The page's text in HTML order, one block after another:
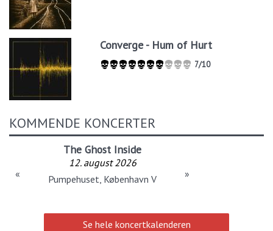
Converge - Hum of Hurt
7/10
KOMMENDE KONCERTER
The Ghost Inside
12. august 2026
Pumpehuset, København V
« »
Se hele koncertkalenderen